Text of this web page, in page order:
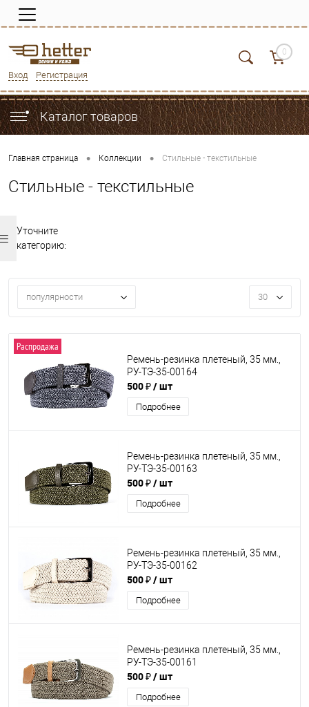
Вход Регистрация
0
Каталог товаров
Главная страница • Коллекции • Стильные - текстильные
Стильные - текстильные
Уточните
категорию:
популярности 30
Распродажа
Ремень-резинка плетеный, 35 мм.,
РУ-ТЭ-35-00164
500 ₽/ шт
Подробнее
Ремень-резинка плетеный, 35 мм.,
РУ-ТЭ-35-00163
500 ₽/ шт
Подробнее
Ремень-резинка плетеный, 35 мм.,
РУ-ТЭ-35-00162
500 ₽/ шт
Подробнее
Ремень-резинка плетеный, 35 мм.,
РУ-ТЭ-35-00161
500 ₽/ шт
Подробнее